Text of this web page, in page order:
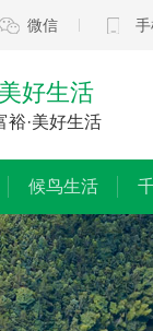
微信
好生活
裕·美好生活
候鸟生活
馆